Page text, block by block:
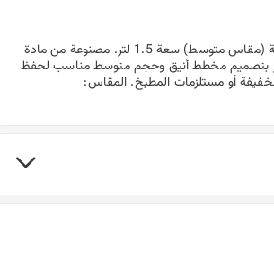
البرتو علبة تخزين مخططة (مقاس متوسط) سعة 1.5 لتر. مصنوعة من مادة
بتصميم مخطط أنيق وحجم متوسط مناسب لحفظ
أو مستلزمات المطبخ. المقاس: